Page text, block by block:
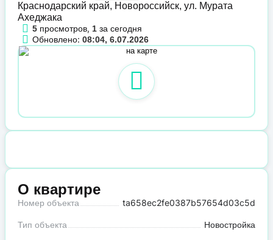
Краснодарский край, Новороссийск, ул. Мурата
Ахеджака
5 просмотров, 1 за сегодня
Обновлено: 08:04, 6.07.2026
О квартире
Номер объекта ta658ec2fe0387b57654d03c5d
Тип объекта Новостройка